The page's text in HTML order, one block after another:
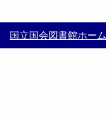
国立国会図書館ホーム